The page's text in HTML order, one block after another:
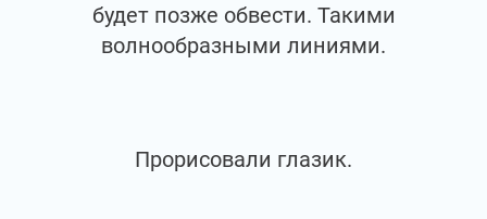
будет позже обвести. Такими
волнообразными линиями.
Прорисовали глазик.